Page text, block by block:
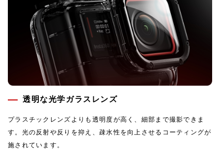
透明な光学ガラスレンズ
プラスチックレンズよりも透明度が高く、細部まで撮影できま
す。光の反射や反りを抑え、疎水性を向上させるコーティングが
施されています。